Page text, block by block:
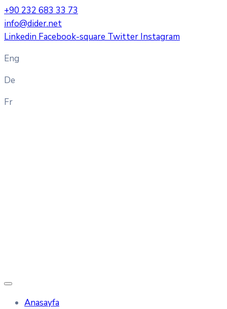
+90 232 683 33 73
info@dider.net
Linkedin Facebook-square Twitter Instagram
Eng
De
Fr
Anasayfa